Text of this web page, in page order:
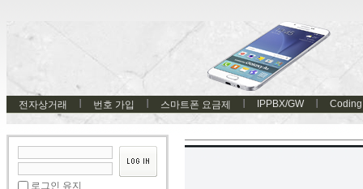
전자상거래 번호 가입 스마트폰 요금제 IPPBX/GW Coding
로그인 유지